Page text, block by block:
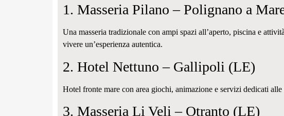
1. Masseria Pilano – Polignano a
Una masseria tradizionale con ampi spazi all’aperto, piscina e
vivere un’esperienza autentica.
2. Hotel Nettuno – Gallipoli (LE)
Hotel fronte mare con area giochi, animazione e servizi dedicati
3. Masseria Li Veli – Otranto (LE)